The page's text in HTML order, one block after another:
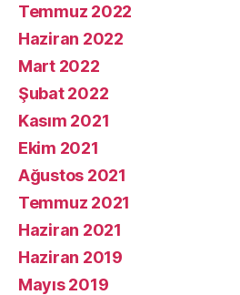
Temmuz 2022
Haziran 2022
Mart 2022
Şubat 2022
Kasım 2021
Ekim 2021
Ağustos 2021
Temmuz 2021
Haziran 2021
Haziran 2019
Mayıs 2019